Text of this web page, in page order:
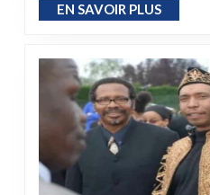
EN SAVOIR PLUSEN SAVOIR PLUS